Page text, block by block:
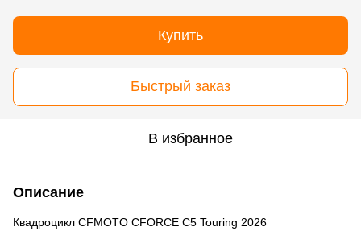
Купить
Быстрый заказ
В избранное
Описание
Квадроцикл CFMOTO CFORCE C5 Touring 2026